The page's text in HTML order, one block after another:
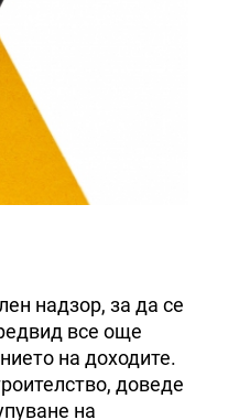
надзор, за да се
все още
на доходите.
доведе
на